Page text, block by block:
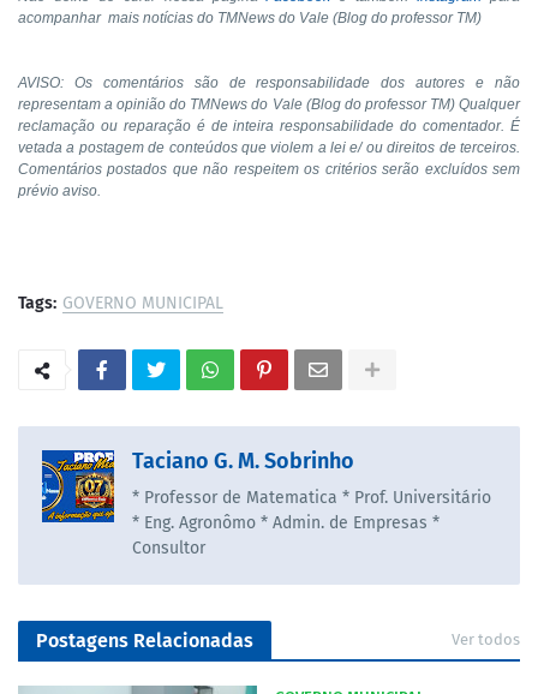
acompanhar mais notícias do TMNews do Vale (Blog do professor TM)
AVISO: Os comentários são de responsabilidade dos autores e não
representam a opinião do TMNews do Vale (Blog do professor TM) Qualquer
reclamação ou reparação é de inteira responsabilidade do comentador. É
vetada a postagem de conteúdos que violem a lei e/ ou direitos de terceiros.
Comentários postados que não respeitem os critérios serão excluídos sem
prévio aviso.
Tags: GOVERNO MUNICIPAL
Taciano G. M. Sobrinho
* Professor de Matematica * Prof. Universitário
* Eng. Agronômo * Admin. de Empresas *
Consultor
Postagens Relacionadas Ver todos